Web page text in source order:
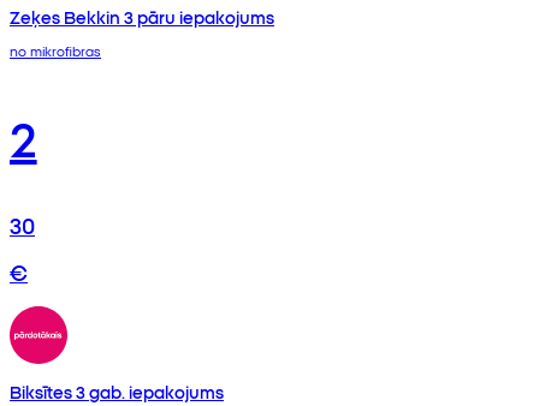
Zeķes Bekkin 3 pāru iepakojums
no mikrofibras
2
30
€
Biksītes 3 gab. iepakojums